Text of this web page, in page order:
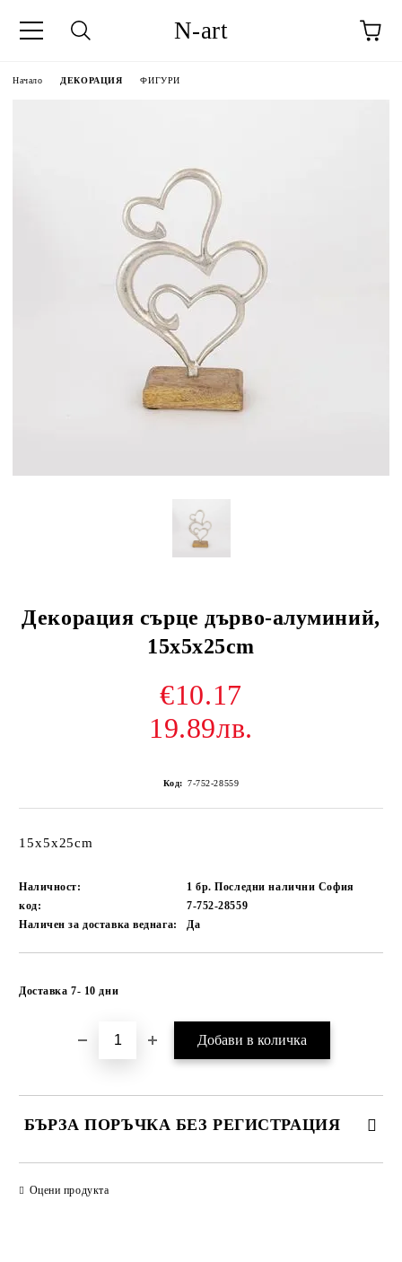
N-art
Начало ДЕКОРАЦИЯ ФИГУРИ
Декорация сърце дърво-алуминий,
15х5х25cm
€10.17
19.89лв.
Код: 7-752-28559
15х5х25cm
Наличност:
1 бр. Последни налични София
код:
7-752-28559
Наличен за доставка веднага:
Да
Доставка 7- 10 дни
БЪРЗА ПОРЪЧКА БЕЗ РЕГИСТРАЦИЯ
Оцени продукта